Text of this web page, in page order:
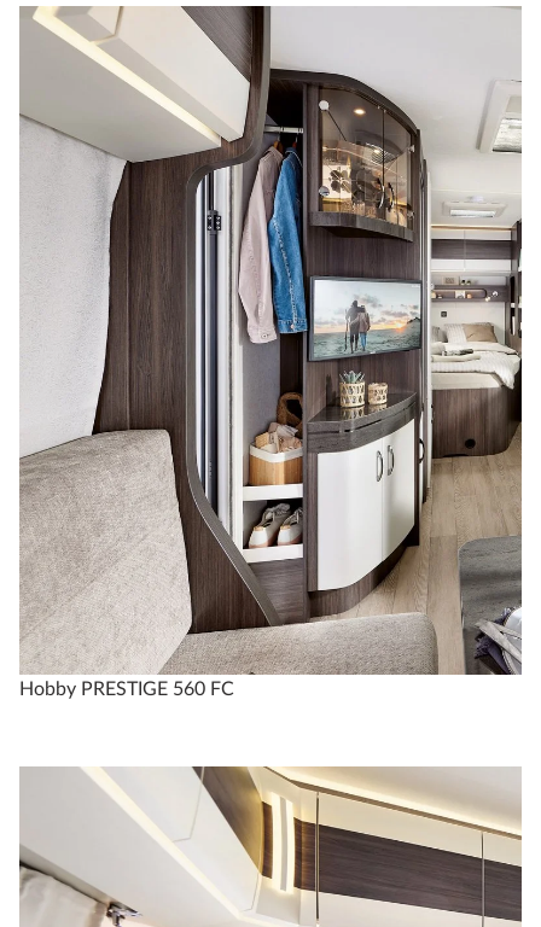
4 2
Konfigurer
Sammenlign
Tekniske spesifikasjoner
PRESTIGE
720 UKFe
5 2
Konfigurer
Tekniske spesifikasjoner
Hobby PRESTIGE 560 FC